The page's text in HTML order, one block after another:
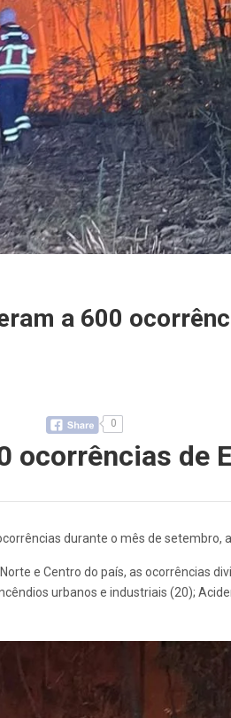
a 600
0
ocorrências de
durante o mês de setembro,
e Centro do país, as ocorrências
urbanos e industriais (20);